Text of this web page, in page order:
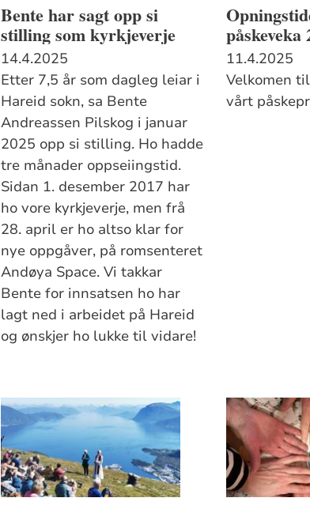
Bente har sagt opp si
stilling som kyrkjeverje
14.4.2025
Etter 7,5 år som dagleg leiar i
Hareid sokn, sa Bente
Andreassen Pilskog i januar
2025 opp si stilling. Ho hadde
tre månader oppseiingstid.
Sidan 1. desember 2017 har
ho vore kyrkjeverje, men frå
28. april er ho altso klar for
nye oppgåver, på romsenteret
Andøya Space. Vi takkar
Bente for innsatsen ho har
lagt ned i arbeidet på Hareid
og ønskjer ho lukke til vidare!
påskeveka
11.4.2025
Velkomen
vårt